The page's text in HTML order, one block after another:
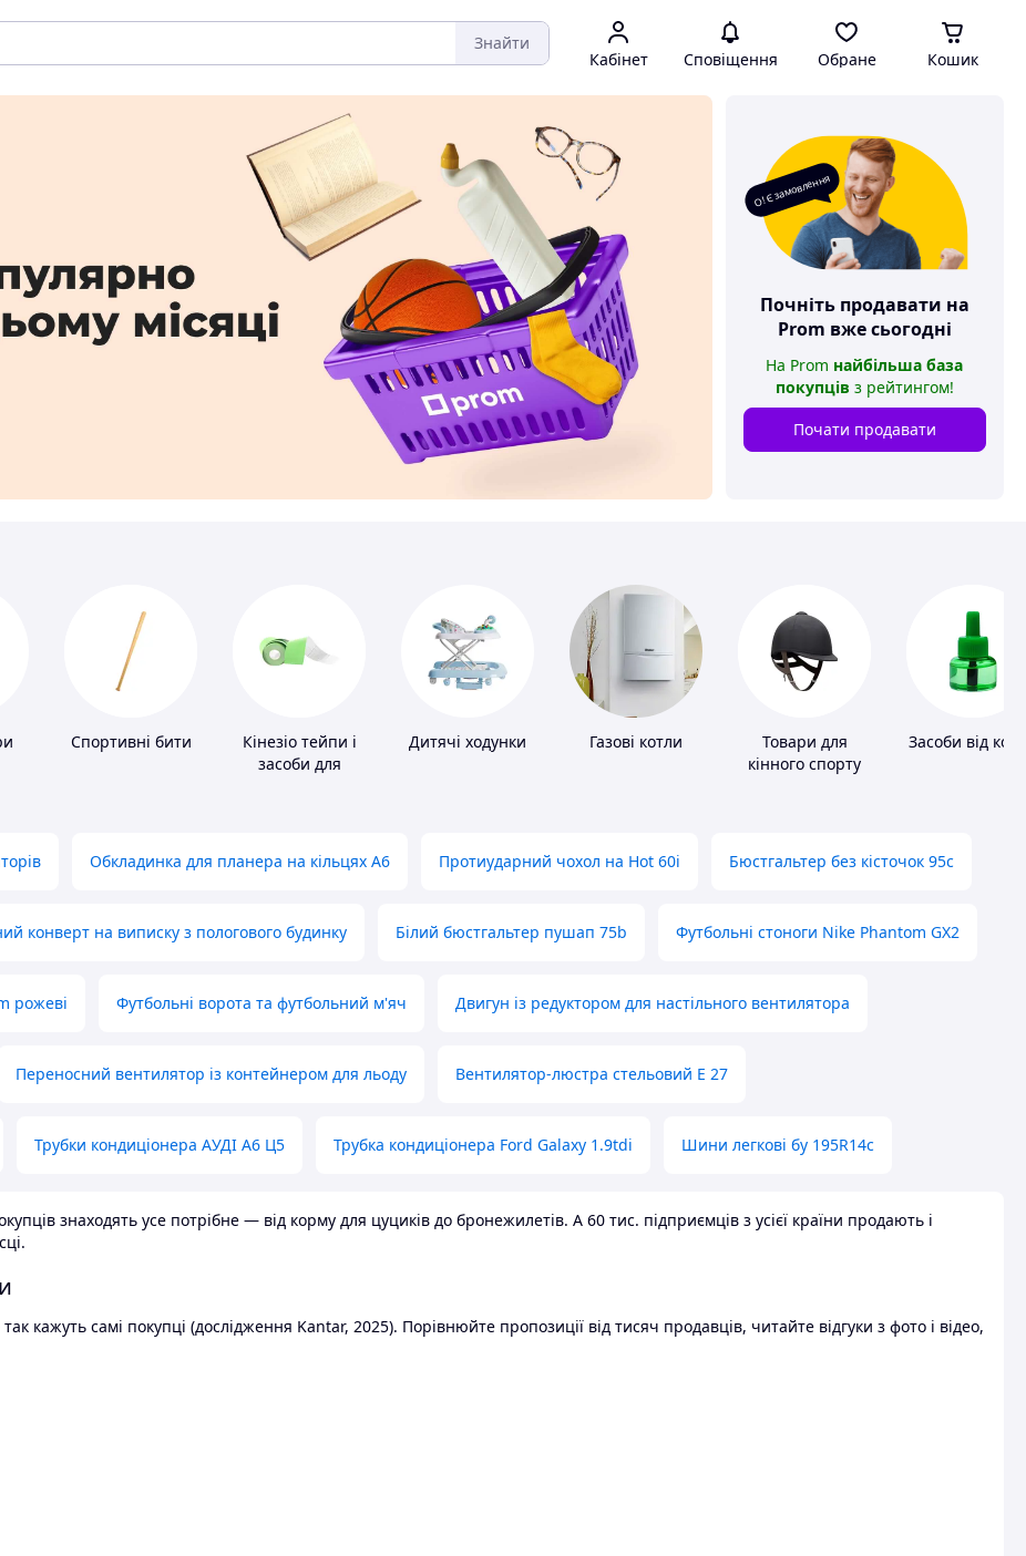
Знайти
Кабінет Сповіщення Обране Кошик
О! Є замовлення
Почніть продавати на
Prom вже сьогодні
На Prom найбільша база
покупців з рейтингом!
Почати продавати
Спортивні бити
Кінезіо тейпи і
засоби для
Дитячі ходунки Газові котли
Товари для
кінного спорту
Засоби від
Обкладинка для планера на кільцях А6 Протиударний чохол на Hot 60i Бюстгальтер без кісточок 95с
конверт на виписку з пологового будинку Білий бюстгальтер пушап 75b Футбольні стоноги Nike Phantom GX2
рожеві Футбольні ворота та футбольний м'яч Двигун із редуктором для настільного вентилятора
Переносний вентилятор із контейнером для льоду Вентилятор-люстра стельовий E 27
Трубки кондиціонера АУДІ А6 Ц5 Трубка кондиціонера Ford Galaxy 1.9tdi Шини легкові бу 195R14c
знаходять усе потрібне — від корму для цуциків до бронежилетів. А 60 тис. підприємців з усієї країни продають і
кажуть самі покупці (дослідження Kantar, 2025). Порівнюйте пропозиції від тисяч продавців, читайте відгуки з фото і відео,